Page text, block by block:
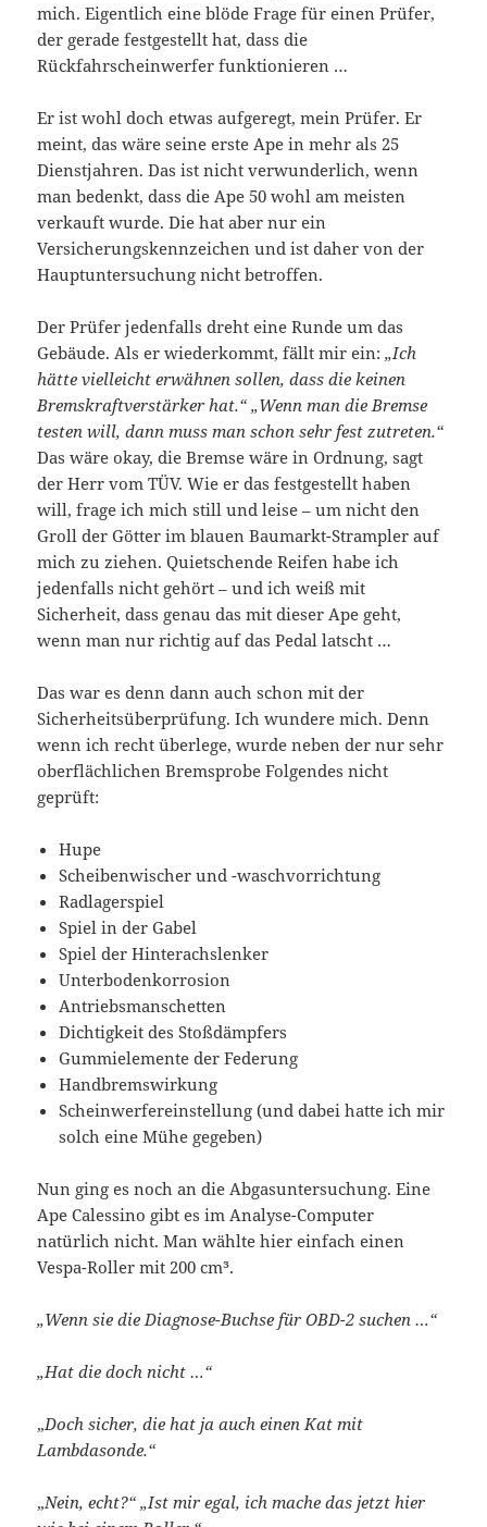
mich. Eigentlich eine blöde Frage für einen Prüfer,
der gerade festgestellt hat, dass die
Rückfahrscheinwerfer funktionieren …
Er ist wohl doch etwas aufgeregt, mein Prüfer. Er
meint, das wäre seine erste Ape in mehr als 25
Dienstjahren. Das ist nicht verwunderlich, wenn
man bedenkt, dass die Ape 50 wohl am meisten
verkauft wurde. Die hat aber nur ein
Versicherungskennzeichen und ist daher von der
Hauptuntersuchung nicht betroffen.
Der Prüfer jedenfalls dreht eine Runde um das
Gebäude. Als er wiederkommt, fällt mir ein:„Ich
hätte vielleicht erwähnen sollen, dass die keinen
Bremskraftverstärker hat.“ „Wenn man die Bremse
testen will, dann muss man schon sehr fest zutreten.“
Das wäre okay, die Bremse wäre in Ordnung, sagt
der Herr vom TÜV. Wie er das festgestellt haben
will, frage ich mich still und leise – um nicht den
Groll der Götter im blauen Baumarkt-Strampler auf
mich zu ziehen. Quietschende Reifen habe ich
jedenfalls nicht gehört – und ich weiß mit
Sicherheit, dass genau das mit dieser Ape geht,
wenn man nur richtig auf das Pedal latscht …
Das war es denn dann auch schon mit der
Sicherheitsüberprüfung. Ich wundere mich. Denn
wenn ich recht überlege, wurde neben der nur sehr
oberflächlichen Bremsprobe Folgendes nicht
geprüft:
Hupe
Scheibenwischer und -waschvorrichtung
Radlagerspiel
Spiel in der Gabel
Spiel der Hinterachslenker
Unterbodenkorrosion
Antriebsmanschetten
Dichtigkeit des Stoßdämpfers
Gummielemente der Federung
Handbremswirkung
Scheinwerfereinstellung (und dabei hatte ich mir
solch eine Mühe gegeben)
Nun ging es noch an die Abgasuntersuchung. Eine
Ape Calessino gibt es im Analyse-Computer
natürlich nicht. Man wählte hier einfach einen
Vespa-Roller mit 200 cm³.
„Wenn sie die Diagnose-Buchse für OBD-2 suchen …“
„Hat die doch nicht …“
„Doch sicher, die hat ja auch einen Kat mit
Lambdasonde.“
„Nein, echt?“ „Ist mir egal, ich mache das jetzt hier